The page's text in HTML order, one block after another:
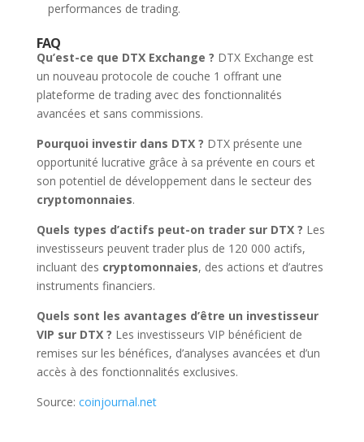
performances de trading.
FAQ
Qu’est-ce que DTX Exchange ? DTX Exchange est
un nouveau protocole de couche 1 offrant une
plateforme de trading avec des fonctionnalités
avancées et sans commissions.
Pourquoi investir dans DTX ? DTX présente une
opportunité lucrative grâce à sa prévente en cours et
son potentiel de développement dans le secteur des
cryptomonnaies.
Quels types d’actifs peut-on trader sur DTX ? Les
investisseurs peuvent trader plus de 120 000 actifs,
incluant des cryptomonnaies, des actions et d’autres
instruments financiers.
Quels sont les avantages d’être un investisseur
VIP sur DTX ? Les investisseurs VIP bénéficient de
remises sur les bénéfices, d’analyses avancées et d’un
accès à des fonctionnalités exclusives.
Source: coinjournal.net